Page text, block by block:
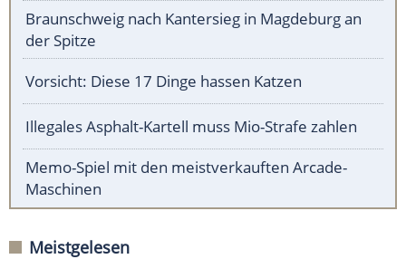
Braunschweig nach Kantersieg in Magdeburg an
der Spitze
Vorsicht: Diese 17 Dinge hassen Katzen
Illegales Asphalt-Kartell muss Mio-Strafe zahlen
Memo-Spiel mit den meistverkauften Arcade-
Maschinen
Meistgelesen